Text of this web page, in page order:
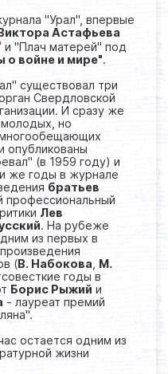
"Урал", впервые
Астафьева
и "Плач матерей" под
о войне и мире".
существовал три
Свердловской
И сразу же
молодых, но
опубликованы
(в 1959 году) и
же годы в журнале
братьев
профессиональный
Лев
. На рубеже
из первых в
(В. Набокова М.
годы в
Борис Рыжий и
- лауреат премий
остается одним из
жизни